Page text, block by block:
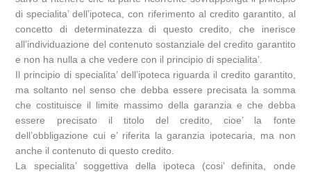
di specialita’ dell’ipoteca, con riferimento al credito garantito, al
concetto di determinatezza di questo credito, che inerisce
all’individuazione del contenuto sostanziale del credito garantito
e non ha nulla a che vedere con il principio di specialita’.
Il principio di specialita’ dell’ipoteca riguarda il credito garantito,
ma soltanto nel senso che debba essere precisata la somma
che costituisce il limite massimo della garanzia e che debba
essere precisato il titolo del credito, cioe’ la fonte
dell’obbligazione cui e’ riferita la garanzia ipotecaria, ma non
anche il contenuto di questo credito.
La specialita’ soggettiva della ipoteca (cosi’ definita, onde